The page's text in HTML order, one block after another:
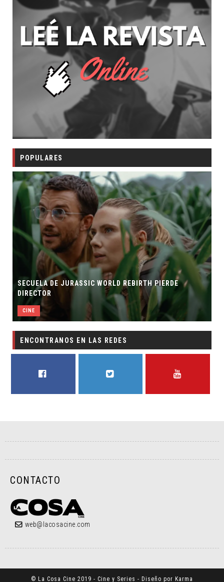
POPULARES
SECUELA DE JURASSIC WORLD REBIRTH PIERDE
DIRECTOR
CINE
ENCONTRANOS EN LAS REDES
CONTACTO
web@lacosacine.com
© La Cosa Cine 2019 - Cine y Series - Diseño por Karma